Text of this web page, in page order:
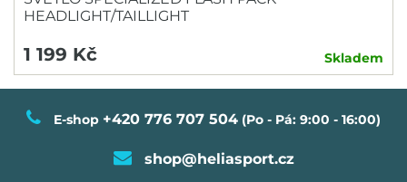
HEADLIGHT/TAILLIGHT
1 199 Kč Skladem
E-shop +420 776 707 504 (Po - Pá: 9:00 - 16:00)
shop@heliasport.cz